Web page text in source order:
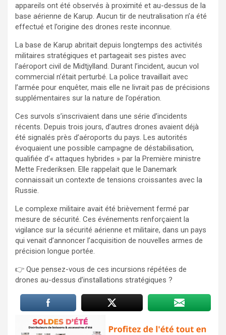
appareils ont été observés à proximité et au-dessus de la
base aérienne de Karup. Aucun tir de neutralisation n’a été
effectué et l’origine des drones reste inconnue.
La base de Karup abritait depuis longtemps des activités
militaires stratégiques et partageait ses pistes avec
l’aéroport civil de Midtjylland. Durant l’incident, aucun vol
commercial n’était perturbé. La police travaillait avec
l’armée pour enquêter, mais elle ne livrait pas de précisions
supplémentaires sur la nature de l’opération.
Ces survols s’inscrivaient dans une série d’incidents
récents. Depuis trois jours, d’autres drones avaient déjà
été signalés près d’aéroports du pays. Les autorités
évoquaient une possible campagne de déstabilisation,
qualifiée d’« attaques hybrides » par la Première ministre
Mette Frederiksen. Elle rappelait que le Danemark
connaissait un contexte de tensions croissantes avec la
Russie.
Le complexe militaire avait été brièvement fermé par
mesure de sécurité. Ces événements renforçaient la
vigilance sur la sécurité aérienne et militaire, dans un pays
qui venait d’annoncer l’acquisition de nouvelles armes de
précision longue portée.
👉 Que pensez-vous de ces incursions répétées de
drones au-dessus d’installations stratégiques ?